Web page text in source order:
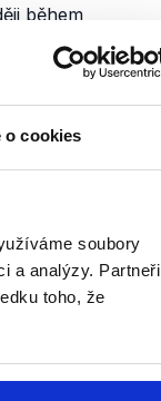
o cookies
soubory
a analýzy. Partneři
toho, že
během
však řidič
či